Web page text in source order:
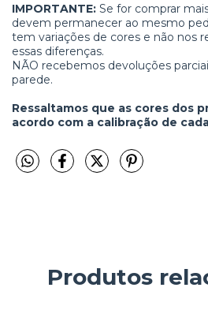
IMPORTANTE: Se for comprar
devem permanecer ao mesmo
tem variações de cores e não nos
essas diferenças.
NÃO recebemos devoluções
parede.
Ressaltamos que as cores dos
acordo com a calibração de
Produtos